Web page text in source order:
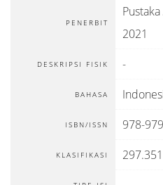
PENERBIT
2021
DESKRIPSI FISIK -
BAHASA
ISBN/ISSN 978-
KLASIFIKASI 297.351